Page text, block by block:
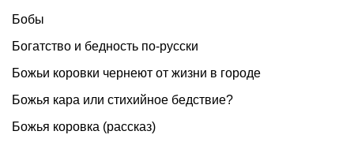
Бобы
Богатство и бедность по-русски
Божьи коровки чернеют от жизни в городе
Божья кара или стихийное бедствие?
Божья коровка (рассказ)